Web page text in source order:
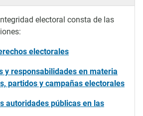
electoral consta de las
electorales
y responsabilidades en materia
partidos y campañas electorales
autoridades públicas en las